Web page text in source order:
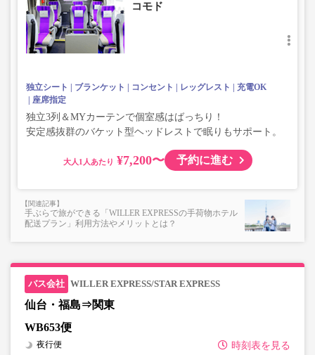
コモド
独立シート ブランケット コンセント レッグレスト
充電OK
座席指定
独立3列＆MYカーテンで個室感はばっちり！
安定感抜群のバケット型ヘッドレストで眠りもサポート。
大人 ¥7,200〜 予約に進む
手ぶらで旅ができる「WILLER EXPRESSの手荷物ホテル
配送プラン」利用方法やメリットとは？
WILLER EXPRESS/STAR EXPRESS
仙台・福島⇒関東
WB653便
時刻表を見る
夜行便